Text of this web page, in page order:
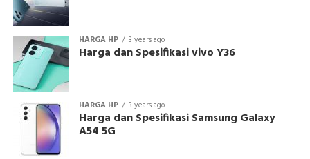
HARGA HP 3 years ago
Harga dan Spesifikasi vivo Y36
HARGA HP 3 years ago
Harga dan Spesifikasi Samsung Galaxy
A54 5G